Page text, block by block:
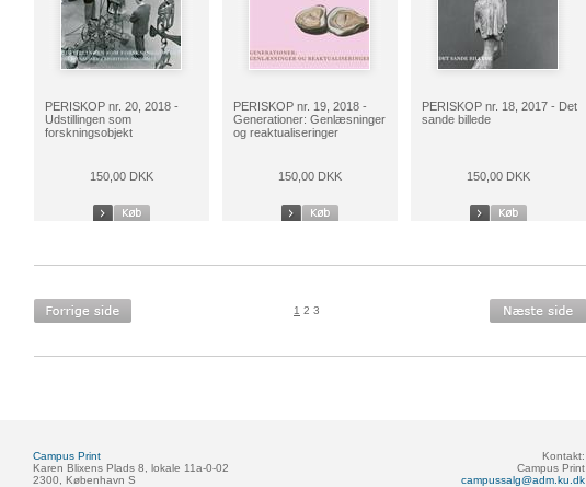
PERISKOP nr. 20, 2018 -
Udstillingen som
forskningsobjekt
150,00 DKK
PERISKOP nr. 19, 2018 -
Generationer: Genlæsninger
og reaktualiseringer
150,00 DKK
PERISKOP nr. 18, 2017 - Det
sande billede
150,00 DKK
1 2 3
Campus Print
Karen Blixens Plads 8, lokale 11a-0-02
2300, København S
Kontakt:
Campus Print
campussalg@adm.ku.dk